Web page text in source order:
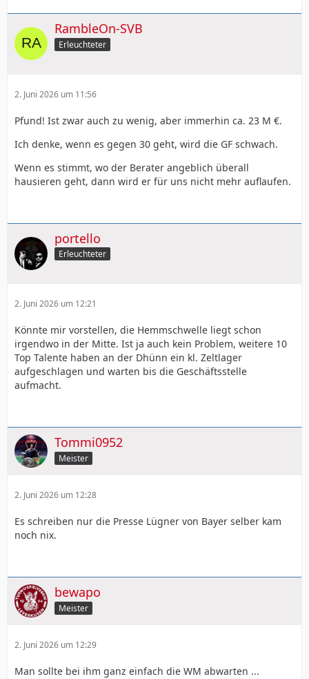
RambleOn-SVB
Erleuchteter
2. Juni 2026 um 11:56
Pfund! Ist zwar auch zu wenig, aber immerhin ca. 23 M €.
Ich denke, wenn es gegen 30 geht, wird die GF schwach.
Wenn es stimmt, wo der Berater angeblich überall
hausieren geht, dann wird er für uns nicht mehr auflaufen.
portello
Erleuchteter
2. Juni 2026 um 12:21
Könnte mir vorstellen, die Hemmschwelle liegt schon
irgendwo in der Mitte. Ist ja auch kein Problem, weitere 10
Top Talente haben an der Dhünn ein kl. Zeltlager
aufgeschlagen und warten bis die Geschäftsstelle
aufmacht.
Tommi0952
Meister
2. Juni 2026 um 12:28
Es schreiben nur die Presse Lügner von Bayer selber kam
noch nix.
bewapo
Meister
2. Juni 2026 um 12:29
Man sollte bei ihm ganz einfach die WM abwarten ...